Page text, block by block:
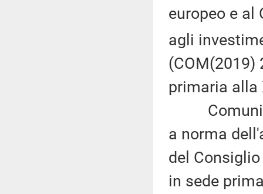
europeo e
agli
(COM(2019)
primaria alla
a norma
del
in sede